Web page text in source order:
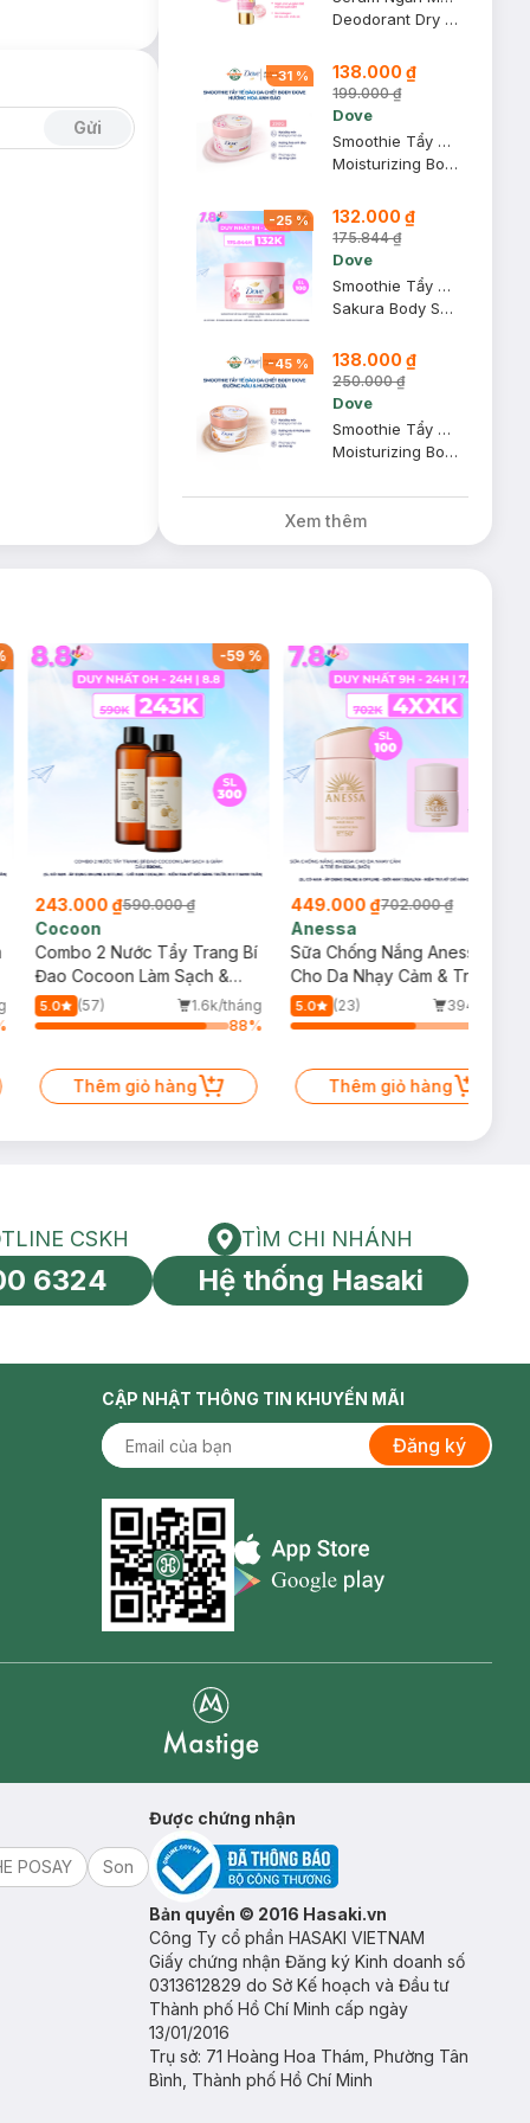
Gửi
Deodorant Dry Serum 3% Niacinamide + 10X Collagen
-31 % 138.000 ₫
199.000 ₫
Dove
Smoothie Tẩy Da Chết Dove Hương Hoa Anh Đào 298g
Moisturizing Body Scrub Sakura Fragrance
-25% 132.000 ₫
175.844 ₫
Dove
Smoothie Tẩy Da Chết Dove Hương Hoa Anh Đào 280g (Mẫu Mới)
Sakura Body Scrub
-45 % 138.000 ₫
250.000 ₫
Dove
Smoothie Tẩy Da Chết Dove Đường Nâu & Hương Dừa 298g
Moisturizing Body Scrub Sugar & Coconut Fragrance
Xem thêm
-59%
243.000 ₫590.000 ₫
Cocoon
Combo 2 Nước Tẩy Trang Bí
Đao Cocoon Làm Sạch &
Giảm Dầu 500ml
5.0 (57)
1.6k/tháng
88%
Thêm giỏ hàng
449.000 ₫702.000 ₫
Anessa
Sữa Chống Nắng Anessa
Cho Da Nhạy Cảm & Trẻ Em
60ml (Mới)
5.0 (23)
394/tháng
Thêm giỏ hàng
toàn cầu
HOTLINE CSKH
CSKH
6324
Tìm chi nhánh
TÌM CHI NHÁNH
Hệ thống Hasaki
CẬP NHẬT THÔNG TIN KHUYẾN MÃI
Đăng ký
Appstore icon
POSAY
Son
Được chứng nhận
Bản quyền © 2016 Hasaki.vn
Công Ty cổ phần HASAKI VIETNAM
Giấy chứng nhận Đăng ký Kinh doanh số
0313612829 do Sở Kế hoạch và Đầu tư
Thành phố Hồ Chí Minh cấp ngày
13/01/2016
Trụ sở: 71 Hoàng Hoa Thám, Phường Tân
Bình, Thành phố Hồ Chí Minh